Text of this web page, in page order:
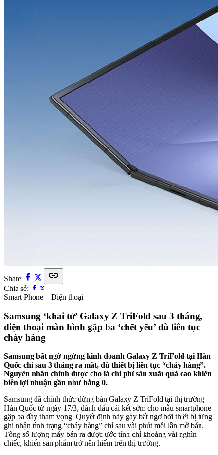
Share link
Chia sẻ:
Smart Phone – Điện thoại
Samsung ‘khai tử’ Galaxy Z TriFold sau 3 tháng,
điện thoại màn hình gập ba ‘chết yểu’ dù liên tục
cháy hàng
Samsung bất ngờ ngừng kinh doanh Galaxy Z TriFold tại Hàn
Quốc chỉ sau 3 tháng ra mắt, dù thiết bị liên tục “cháy hàng”.
Nguyên nhân chính được cho là chi phí sản xuất quá cao khiến
biên lợi nhuận gần như bằng 0.
Samsung đã chính thức dừng bán Galaxy Z TriFold tại thị trường
Hàn Quốc từ ngày 17/3, đánh dấu cái kết sớm cho mẫu smartphone
gập ba đầy tham vọng. Quyết định này gây bất ngờ bởi thiết bị từng
ghi nhận tình trạng “cháy hàng” chỉ sau vài phút mỗi lần mở bán.
Tổng số lượng máy bán ra được ước tính chỉ khoảng vài nghìn
chiếc, khiến sản phẩm trở nên hiếm trên thị trường.